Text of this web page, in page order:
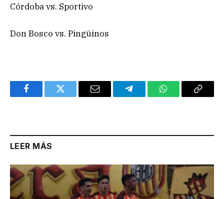
Córdoba vs. Sportivo
Don Bosco vs. Pingüinos
FacebookTwitter Email TelegramWhatsAppCopy
LEER MÁS